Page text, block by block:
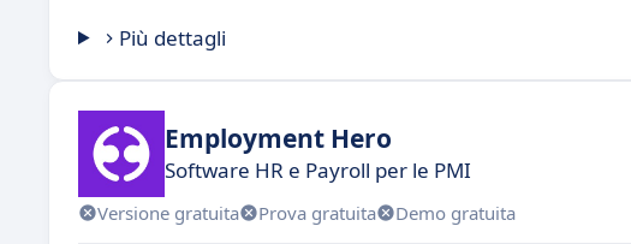
Più dettagli
Employment Hero
Software HR e Payroll per le PMI
Versione gratuita Prova gratuita Demo gratuita